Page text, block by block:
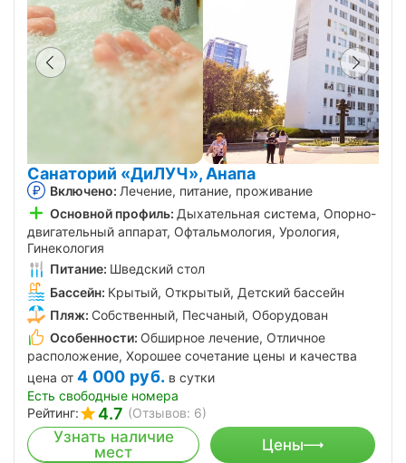
Санаторий «ДиЛУЧ», Анапа
Включено: Лечение, питание, проживание
Основной профиль: Дыхательная система, Опорно-
двигательный аппарат, Офтальмология, Урология,
Гинекология
Питание: Шведский стол
Бассейн: Крытый, Открытый, Детский бассейн
Пляж: Собственный, Песчаный, Оборудован
Особенности: Обширное лечение, Отличное
расположение, Хорошее сочетание цены и качества
цена от 4 000 руб. в сутки
Есть свободные номера
Рейтинг:
4.7 (Отзывов: 6)
Узнать наличие
мест
Цены